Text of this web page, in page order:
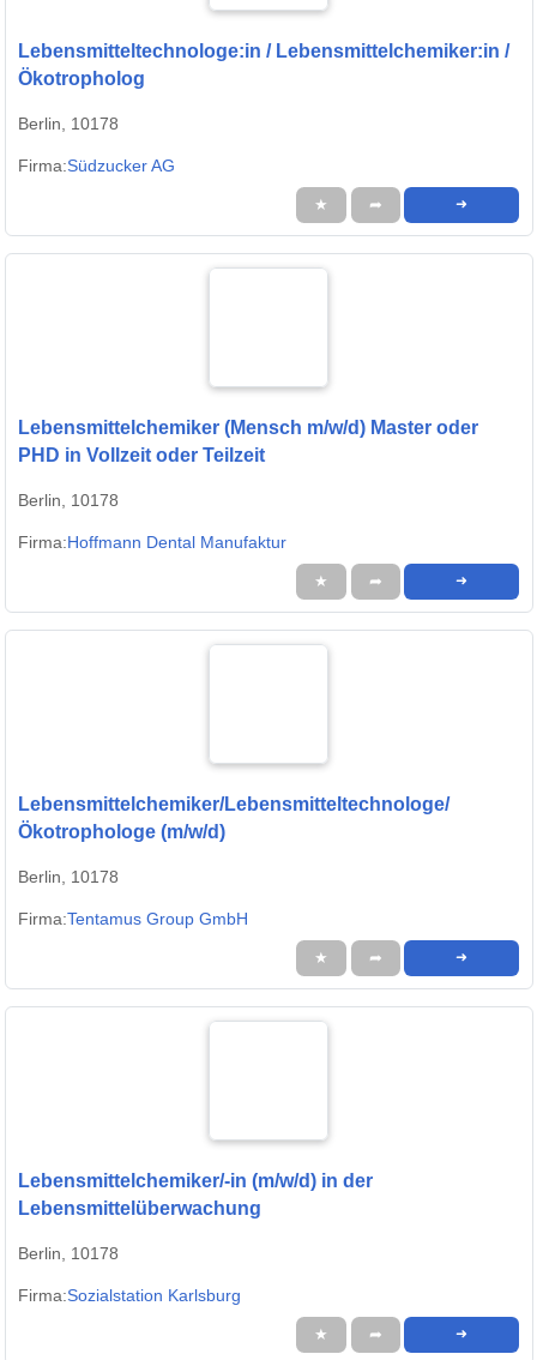
Lebensmitteltechnologe:in / Lebensmittelchemiker:in /
Ökotropholog
Berlin, 10178
Firma:Südzucker AG
★ ➦ ➜
Lebensmittelchemiker (Mensch m/w/d) Master oder
PHD in Vollzeit oder Teilzeit
Berlin, 10178
Firma:Hoffmann Dental Manufaktur
★ ➦ ➜
Lebensmittelchemiker/Lebensmitteltechnologe/
Ökotrophologe (m/w/d)
Berlin, 10178
Firma:Tentamus Group GmbH
★ ➦ ➜
Lebensmittelchemiker/-in (m/w/d) in der
Lebensmittelüberwachung
Berlin, 10178
Firma:Sozialstation Karlsburg
★ ➦ ➜